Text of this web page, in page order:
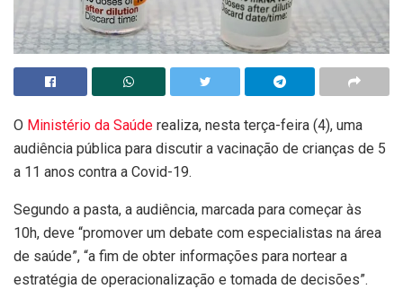
O Ministério da Saúde realiza, nesta terça-feira (4), uma
audiência pública para discutir a vacinação de crianças de 5
a 11 anos contra a Covid-19.
Segundo a pasta, a audiência, marcada para começar às
10h, deve “promover um debate com especialistas na área
de saúde”, “a fim de obter informações para nortear a
estratégia de operacionalização e tomada de decisões”.